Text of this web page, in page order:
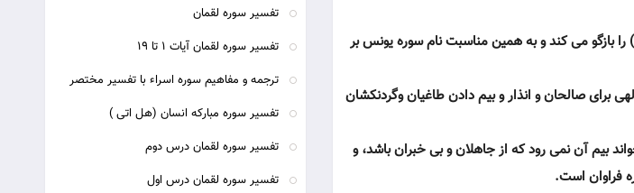
بازگو مى كند و به همين مناسبت نام سوره يونس بر
براى صالحان و انذار و بيم دادن طاغيان وگردنكشان
بيم آن نمى رود كه از جاهلان و بى خبران باشد، و
فراوان است.
تفسیر سوره لقمان
تفسیر سوره لقمان آیات 1 تا 19
ترجمه و مفاهیم سوره اسراء با تفسیر مختصر
تفسیر سوره مبارکه انسان (هل اتی )
تفسیر سوره لقمان درس دوم
تفسیر سوره لقمان درس اول